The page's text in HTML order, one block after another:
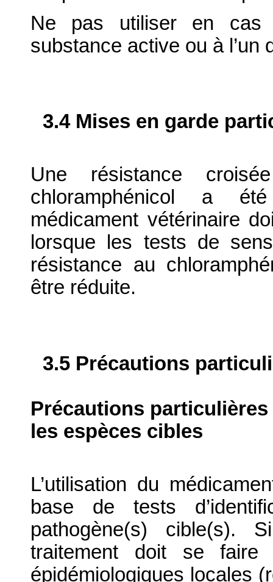
Ne pas utiliser en cas
substance active ou à l’un
3.4 Mises en garde
Une résistance
chloramphénicol a
médicament vétérinaire
lorsque les tests de
résistance au
être réduite.
3.5 Précautions
Précautions
les espèces cibles
L’utilisation du
base de tests
pathogène(s) cible(s).
traitement doit se
épidémiologiques locales